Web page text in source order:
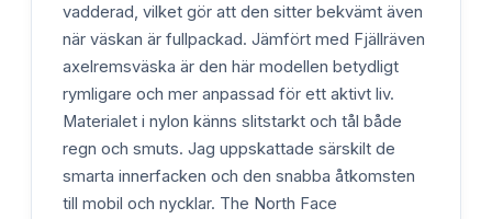
vadderad, vilket gör att den sitter bekvämt även
när väskan är fullpackad. Jämfört med Fjällräven
axelremsväska är den här modellen betydligt
rymligare och mer anpassad för ett aktivt liv.
Materialet i nylon känns slitstarkt och tål både
regn och smuts. Jag uppskattade särskilt de
smarta innerfacken och den snabba åtkomsten
till mobil och nycklar. The North Face